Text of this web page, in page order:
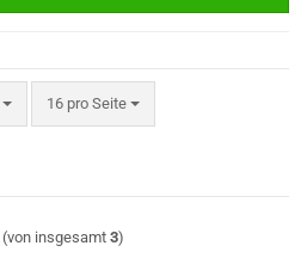
16 pro Seite
pro Seite
(von insgesamt 3)